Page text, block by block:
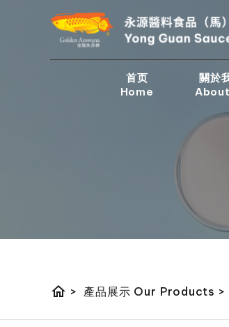
首页
Home
關於
home > 產品展示 Our Products >